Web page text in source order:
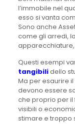
l’immobile nel
esso si vanta
Sono anche
come gli arredi,
Questi esempi
tangibilidello
Ma per esaurire
devono essere
che proprio per
visibili o
stimare e troppo